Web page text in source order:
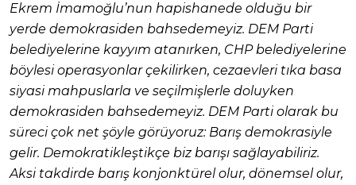
Ekrem İmamoğlu’nun hapishanede olduğu bir
yerde demokrasiden bahsedemeyiz. DEM Parti
belediyelerine kayyım atanırken, CHP belediyelerine
böylesi operasyonlar çekilirken, cezaevleri tıka basa
siyasi mahpuslarla ve seçilmişlerle doluyken
demokrasiden bahsedemeyiz. DEM Parti olarak bu
süreci çok net şöyle görüyoruz: Barış demokrasiyle
gelir. Demokratikleştikçe biz barışı sağlayabiliriz.
Aksi takdirde barış konjonktürel olur, dönemsel olur,